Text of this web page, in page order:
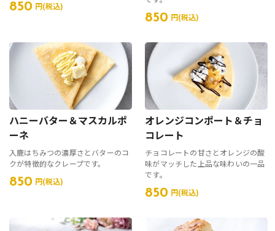
850 円(税込)
850 円(税込)
ハニーバター＆マスカルポ
ーネ
入鹿はちみつの濃厚さとバターのコ
クが特徴的なクレープです。
850 円(税込)
オレンジコンポート＆チョ
コレート
チョコレートの甘さとオレンジの酸
味がマッチした上品な味わいの一品
です。
850 円(税込)